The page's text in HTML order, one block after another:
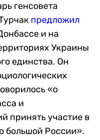
генсовета
предложил
и на
Украины
единства. Он
«о
и
принять участие в
большой России».